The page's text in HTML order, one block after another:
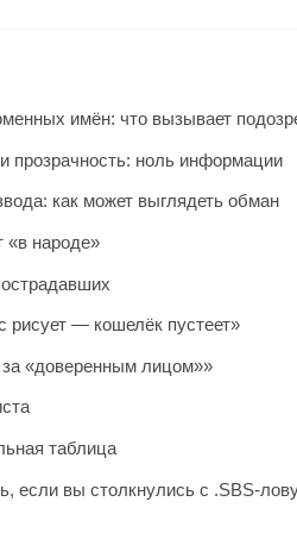
имён: что вызывает
прозрачность: ноль информации
как может выглядеть обман
«в народе»
рисует — кошелёк пустеет»
«доверенным лицом»»
таблица
если вы столкнулись с .SBS-